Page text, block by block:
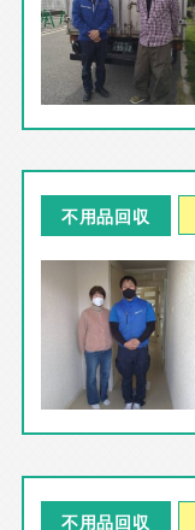
不用品回収
不用品回収